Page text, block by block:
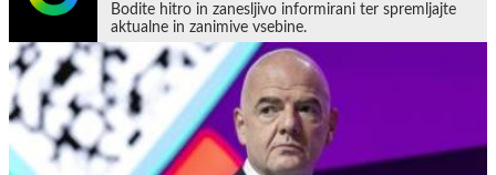
Bodite hitro in zanesljivo informirani ter spremljajte
aktualne in zanimive vsebine.